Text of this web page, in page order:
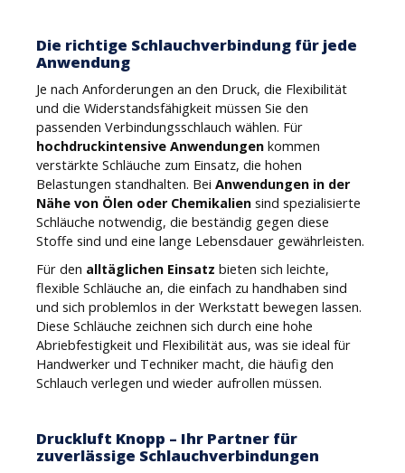
Die richtige Schlauchverbindung für jede
Anwendung
Je nach Anforderungen an den Druck, die Flexibilität
und die Widerstandsfähigkeit müssen Sie den
passenden Verbindungsschlauch wählen. Für
hochdruckintensive Anwendungen kommen
verstärkte Schläuche zum Einsatz, die hohen
Belastungen standhalten. Bei Anwendungen in der
Nähe von Ölen oder Chemikalien sind spezialisierte
Schläuche notwendig, die beständig gegen diese
Stoffe sind und eine lange Lebensdauer gewährleisten.
Für den alltäglichen Einsatz bieten sich leichte,
flexible Schläuche an, die einfach zu handhaben sind
und sich problemlos in der Werkstatt bewegen lassen.
Diese Schläuche zeichnen sich durch eine hohe
Abriebfestigkeit und Flexibilität aus, was sie ideal für
Handwerker und Techniker macht, die häufig den
Schlauch verlegen und wieder aufrollen müssen.
Druckluft Knopp – Ihr Partner für
zuverlässige Schlauchverbindungen